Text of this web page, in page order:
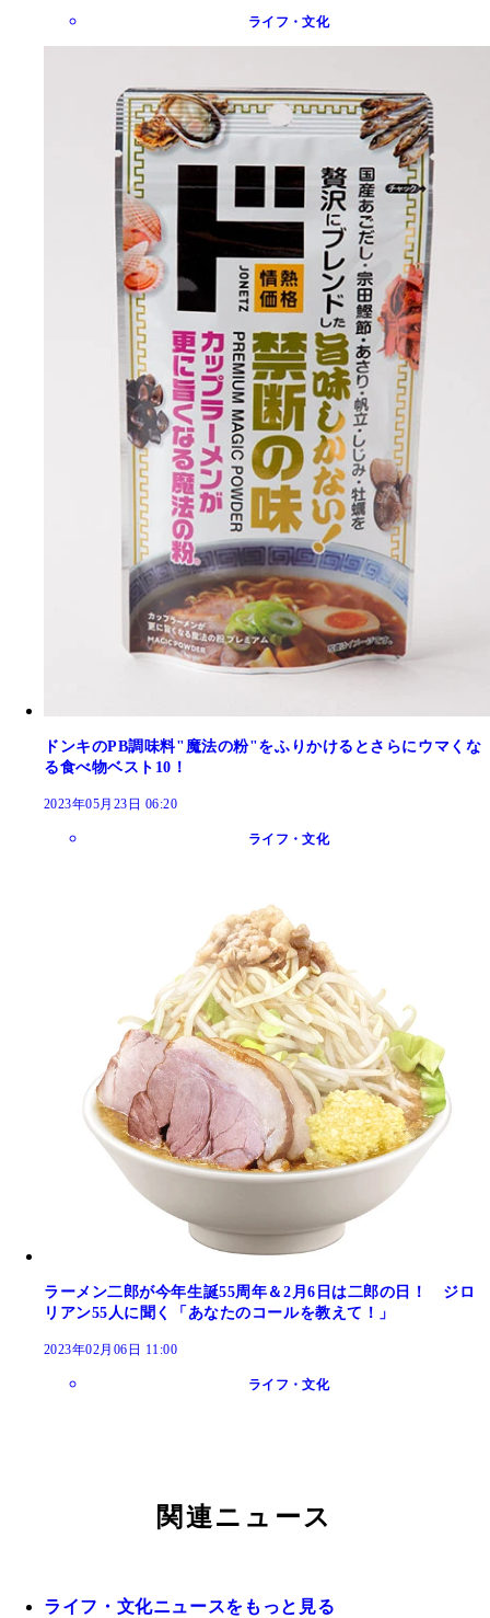
ライフ・文化
ドンキのPB調味料"魔法の粉"をふりかけるとさらにウマくな
る食べ物ベスト10！
2023年05月23日 06:20
ライフ・文化
ラーメン二郎が今年生誕55周年＆2月6日は二郎の日！ ジロ
リアン55人に聞く「あなたのコールを教えて！」
2023年02月06日 11:00
ライフ・文化
関連ニュース
ライフ・文化ニュースをもっと見る